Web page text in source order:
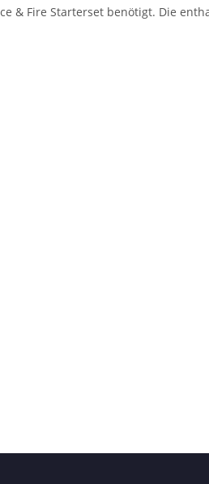
& Fire Starterset benötigt. Die